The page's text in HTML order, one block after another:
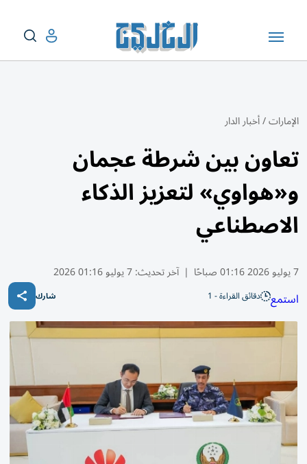
الإمارات/أخبار الدار
تعاون بين شرطة عجمان
و«هواوي» لتعزيز الذكاء
الاصطناعي
7 يوليو 2026 01:16 صباحًا | آخر تحديث:7 يوليو 01:16 2026
استمع دقائق القراءة - 1 شارك